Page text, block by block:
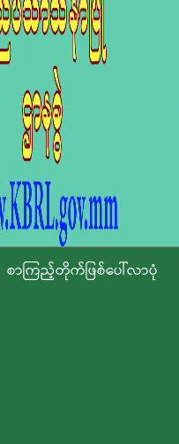
စာကြည့်တိုက်ဖြစ်ပေါ်လာပုံ